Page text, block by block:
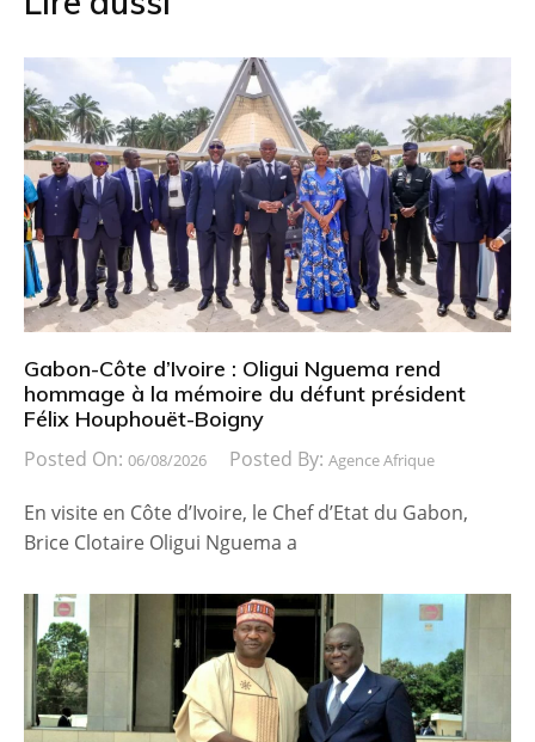
Gabon-Côte d’Ivoire : Oligui Nguema rend
hommage à la mémoire du défunt président
Félix Houphouët-Boigny
Posted On: 06/08/2026 Posted By: Agence Afrique
En visite en Côte d’Ivoire, le Chef d’Etat du Gabon,
Brice Clotaire Oligui Nguema a